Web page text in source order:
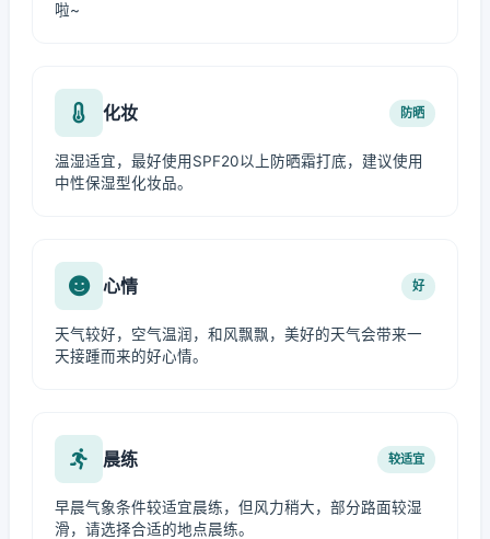
啦~
化妆 防晒
温湿适宜，最好使用SPF20以上防晒霜打底，建议使用
中性保湿型化妆品。
心情 好
天气较好，空气温润，和风飘飘，美好的天气会带来一
天接踵而来的好心情。
晨练 较适宜
早晨气象条件较适宜晨练，但风力稍大，部分路面较湿
滑，请选择合适的地点晨练。